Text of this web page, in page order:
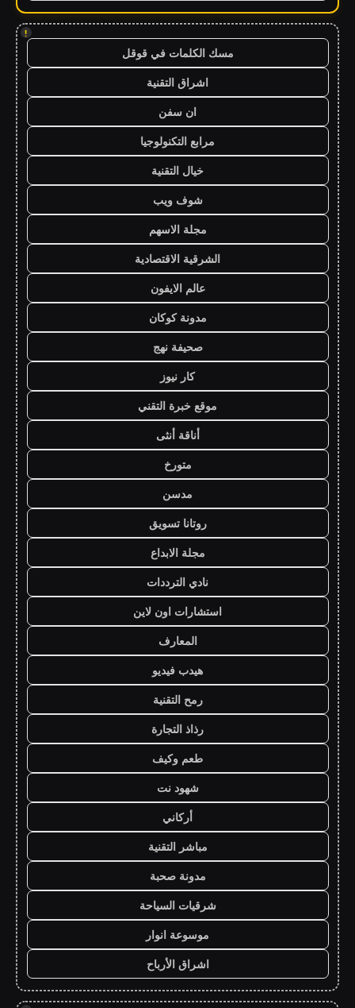
!
مسك الكلمات في قوقل
اشراق التقنية
ان سفن
مرابع التكنولوجيا
خيال التقنية
شوف ويب
مجلة الاسهم
الشرقية الاقتصادية
عالم الايفون
مدونة كوكان
صحيفة نهج
كار نيوز
موقع خبرة التقني
أناقة أنثى
متورخ
مدسن
روتانا تسويق
مجلة الابداع
نادي الترددات
استشارات اون لاين
المعارف
هيدب فيديو
رمح التقنية
رذاذ التجارة
طعم وكيف
شهود نت
أركاني
مباشر التقنية
مدونة صحبة
شرقيات السياحة
موسوعة انوار
اشراق الأرباح